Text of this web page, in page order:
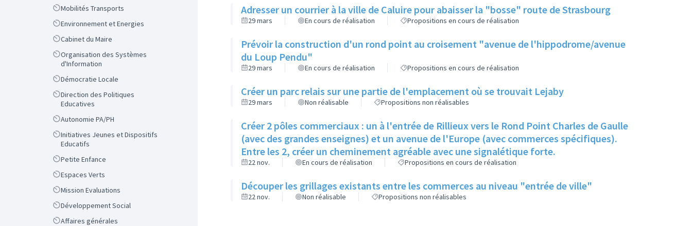
ScopeMobilités Transports
ScopeEnvironnement et Energies
ScopeCabinet du Maire
Scope
Organisation des Systèmes
d'Information
ScopeDémocratie Locale
Scope
Direction des Politiques
Educatives
ScopeAutonomie PA/PH
Scope
Initiatives Jeunes et Dispositifs
Educatifs
ScopePetite Enfance
ScopeEspaces Verts
ScopeMission Evaluations
ScopeDéveloppement Social
ScopeAffaires générales
Adresser un courrier à la ville de Caluire pour abaisser la "bosse" route de Strasbourg
29 mars En cours de réalisation Propositions en cours de réalisation
Prévoir la construction d'un rond point au croisement "avenue de l'hippodrome/avenue
du Loup Pendu"
29 mars En cours de réalisation Propositions en cours de réalisation
Créer un parc relais sur une partie de l'emplacement où se trouvait Lejaby
29 mars Non réalisable Propositions non réalisables
Créer 2 pôles commerciaux : un à l'entrée de Rillieux vers le Rond Point Charles de Gaulle
(avec des grandes enseignes) et un avenue de l'Europe (avec commerces spécifiques).
Entre les 2, créer un cheminement agréable avec une signalétique forte.
22 nov. En cours de réalisation Propositions en cours de réalisation
Découper les grillages existants entre les commerces au niveau "entrée de ville"
22 nov. Non réalisable Propositions non réalisables